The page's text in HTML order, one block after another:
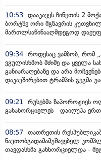
10:53 დააკავეს ჩინეთის 2
ბორტზე ორი მგზავრის
მართლსაწინააღმდეგოდ
09:34 როდესაც ვამბობ, რომ
ვგულისხმობ მძიმე და ყველა
განიარაღებაზე და არა
დაკავშირებით ტრამპის გეგმა
09:21
რუსებმა ზაპოროჟიეს
განახორციელეს - დაიღუპა
08:57 თათრეთის
ნავთობგადამამუშავებელ
თავდასხმა განხორციელდა -